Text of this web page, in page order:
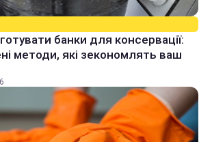
банки для консервації:
методи, які зекономлять ваш